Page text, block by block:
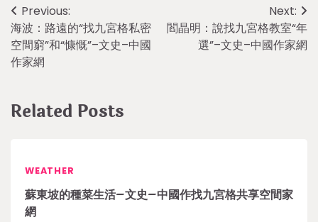
Post
navigation
Previous:
海波：路遠的“找九宮格私密
空間窮”和“慷慨”–文史–中國
作家網
Next:
閻晶明：說找九宮格教室“年
選”–文史–中國作家網
Related Posts
WEATHER
蘇東坡的種菜生活–文史–中國作找九宮格共享空間家
網